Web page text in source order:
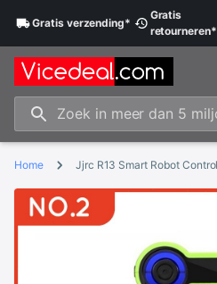
Gratisverzending*
Gratis
retourneren*
Home